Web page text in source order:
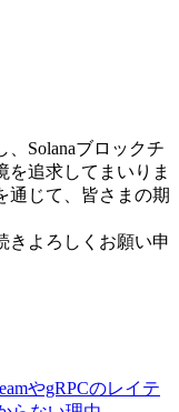
Solanaブロックチ
を追求してまいりま
通じて、皆さまの期
きよろしくお願い申
やgRPCのレイテ